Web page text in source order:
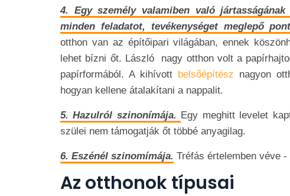
4. Egy személy valamiben való
minden feladatot, tevékenységet meglepő
otthon van az építőipari világában, ennek
lehet bízni őt. László nagy otthon volt a
papírformából. A kihívott belsőépítész nagyon
hogyan kellene átalakítani a nappalit.
5. Hazulról szinonímája. Egy meghitt levelet
szülei nem támogatják őt többé anyagilag.
6. Eszénél szinomímája. Tréfás értelemben véve
Az otthonok típusai